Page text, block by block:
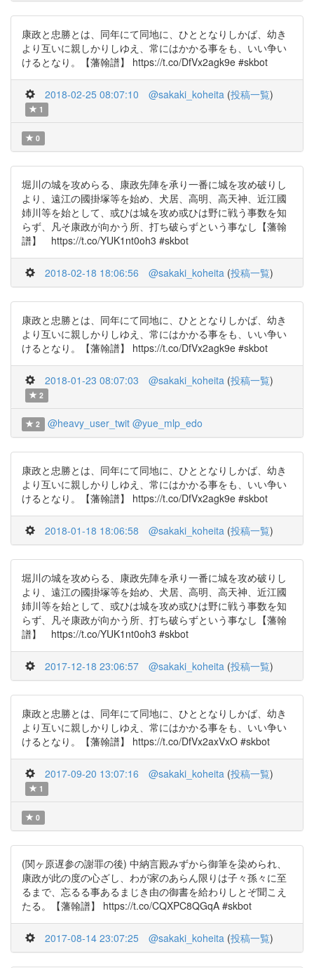
康政と忠勝とは、同年にて同地に、ひととなりしかば、幼き
より互いに親しかりしゆえ、常にはかかる事をも、いい争い
けるとなり。【藩翰譜】 https://t.co/DfVx2agk9e #skbot
2018-02-25 08:07:10 @sakaki_koheita (投稿一覧)
1
0
堀川の城を攻めらる、康政先陣を承り一番に城を攻め破りし
より、遠江の國掛塚等を始め、犬居、高明、高天神、近江國
姉川等を始として、或ひは城を攻め或ひは野に戦う事数を知
らず、凡そ康政が向かう所、打ち破らずという事なし【藩翰
譜】 https://t.co/YUK1nt0oh3 #skbot
2018-02-18 18:06:56 @sakaki_koheita (投稿一覧)
康政と忠勝とは、同年にて同地に、ひととなりしかば、幼き
より互いに親しかりしゆえ、常にはかかる事をも、いい争い
けるとなり。【藩翰譜】 https://t.co/DfVx2agk9e #skbot
2018-01-23 08:07:03 @sakaki_koheita (投稿一覧)
2
2 @heavy_user_twit @yue_mlp_edo
康政と忠勝とは、同年にて同地に、ひととなりしかば、幼き
より互いに親しかりしゆえ、常にはかかる事をも、いい争い
けるとなり。【藩翰譜】 https://t.co/DfVx2agk9e #skbot
2018-01-18 18:06:58 @sakaki_koheita (投稿一覧)
堀川の城を攻めらる、康政先陣を承り一番に城を攻め破りし
より、遠江の國掛塚等を始め、犬居、高明、高天神、近江國
姉川等を始として、或ひは城を攻め或ひは野に戦う事数を知
らず、凡そ康政が向かう所、打ち破らずという事なし【藩翰
譜】 https://t.co/YUK1nt0oh3 #skbot
2017-12-18 23:06:57 @sakaki_koheita (投稿一覧)
康政と忠勝とは、同年にて同地に、ひととなりしかば、幼き
より互いに親しかりしゆえ、常にはかかる事をも、いい争い
けるとなり。【藩翰譜】 https://t.co/DfVx2axVxO #skbot
2017-09-20 13:07:16 @sakaki_koheita (投稿一覧)
1
0
(関ヶ原遅参の謝罪の後) 中納言殿みずから御筆を染められ、
康政が此の度の心ざし、わが家のあらん限りは子々孫々に至
るまで、忘るる事あるまじき由の御書を給わりしとぞ聞こえ
たる。【藩翰譜】 https://t.co/CQXPC8QGqA #skbot
2017-08-14 23:07:25 @sakaki_koheita (投稿一覧)